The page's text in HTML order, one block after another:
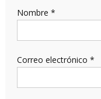
Nombre *
Correo electrónico *